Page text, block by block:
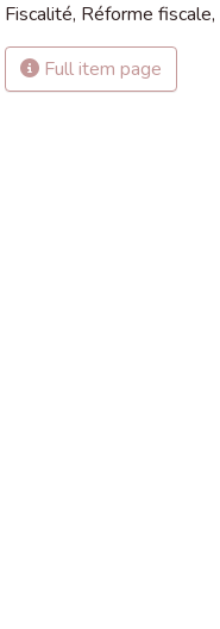
Fiscalité, Réforme fiscale,
Full item page